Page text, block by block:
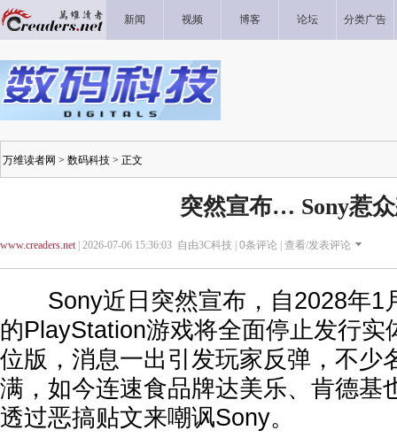
新闻 视频 博客 论坛 分类广告
万维读者网 > 数码科技 > 正文
突然宣布… Sony惹
www.creaders.net| 2026-07-06 15:36:03 自由3C科技 | 0条评论 | 查看/发表评论
Sony近日突然宣布，自2028年1
的PlayStation游戏将全面停止发行实
位版，消息一出引发玩家反弹，不少
满，如今连速食品牌达美乐、肯德基
透过恶搞贴文来嘲讽Sony。